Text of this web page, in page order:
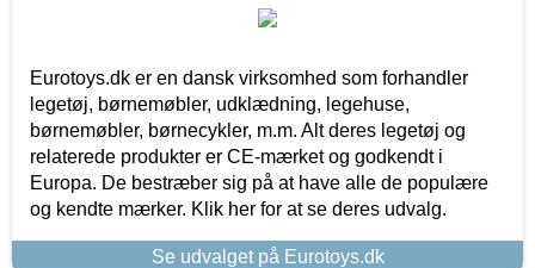
Eurotoys.dk er en dansk virksomhed som forhandler
legetøj, børnemøbler, udklædning, legehuse,
børnemøbler, børnecykler, m.m. Alt deres legetøj og
relaterede produkter er CE-mærket og godkendt i
Europa. De bestræber sig på at have alle de populære
og kendte mærker. Klik her for at se deres udvalg.
Se udvalget på Eurotoys.dk